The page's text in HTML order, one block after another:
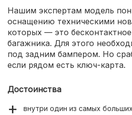
Нашим экспертам модель
оснащению техническими
которых — это
багажника. Для этого
под задним бампером. Но
если рядом есть ключ-карта.
Достоинства
внутри один из самых